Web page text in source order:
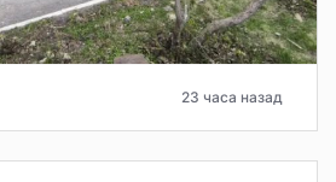
23 часа назад